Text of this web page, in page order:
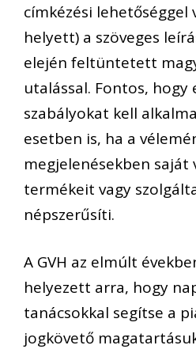
címkézési lehetőséggel
helyett) a szöveges
elején feltüntetett
utalással. Fontos, hogy
szabályokat kell
esetben is, ha a
megjelenésekben saját
termékeit vagy
népszerűsíti.
A GVH az elmúlt
helyezett arra, hogy
tanácsokkal segítse a
jogkövető